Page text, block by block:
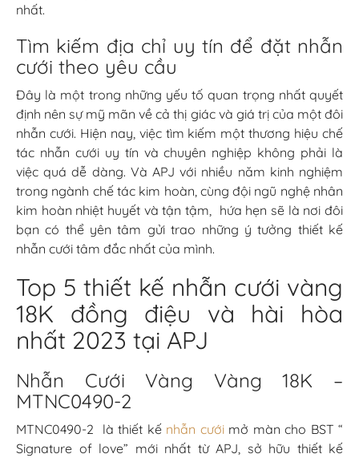
nhất.
Tìm kiếm địa chỉ uy tín để đặt nhẫn
cưới theo yêu cầu
Đây là một trong những yếu tố quan trọng nhất quyết
định nên sự mỹ mãn về cả thị giác và giá trị của một đôi
nhẫn cưới. Hiện nay, việc tìm kiếm một thương hiệu chế
tác nhẫn cưới uy tín và chuyên nghiệp không phải là
việc quá dễ dàng. Và APJ với nhiều năm kinh nghiệm
trong ngành chế tác kim hoàn, cùng đội ngũ nghệ nhân
kim hoàn nhiệt huyết và tận tậm, hứa hẹn sẽ là nơi đôi
bạn có thể yên tâm gửi trao những ý tưởng thiết kế
nhẫn cưới tâm đắc nhất của mình.
Top 5 thiết kế nhẫn cưới vàng
18K đồng điệu và hài hòa
nhất 2023 tại APJ
Nhẫn Cưới Vàng Vàng 18K –
MTNC0490-2
MTNC0490-2 là thiết kếnhẫn cướimở màn cho BST “
Signature of love” mới nhất từ APJ, sở hữu thiết kế